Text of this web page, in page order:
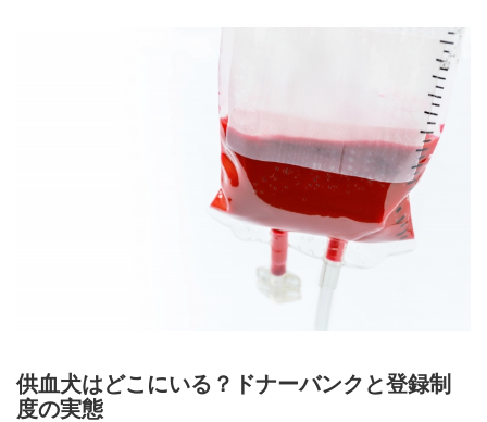
供血犬はどこにいる？ドナーバンクと登録制
度の実態